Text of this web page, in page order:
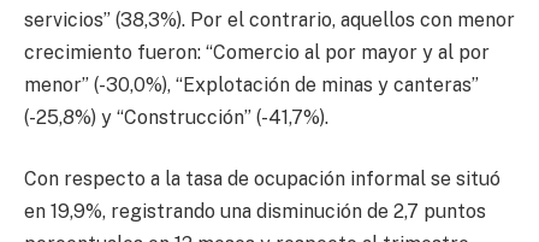
servicios” (38,3%). Por el contrario, aquellos con menor
crecimiento fueron: “Comercio al por mayor y al por
menor” (-30,0%), “Explotación de minas y canteras”
(-25,8%) y “Construcción” (-41,7%).
Con respecto a la tasa de ocupación informal se situó
en 19,9%, registrando una disminución de 2,7 puntos